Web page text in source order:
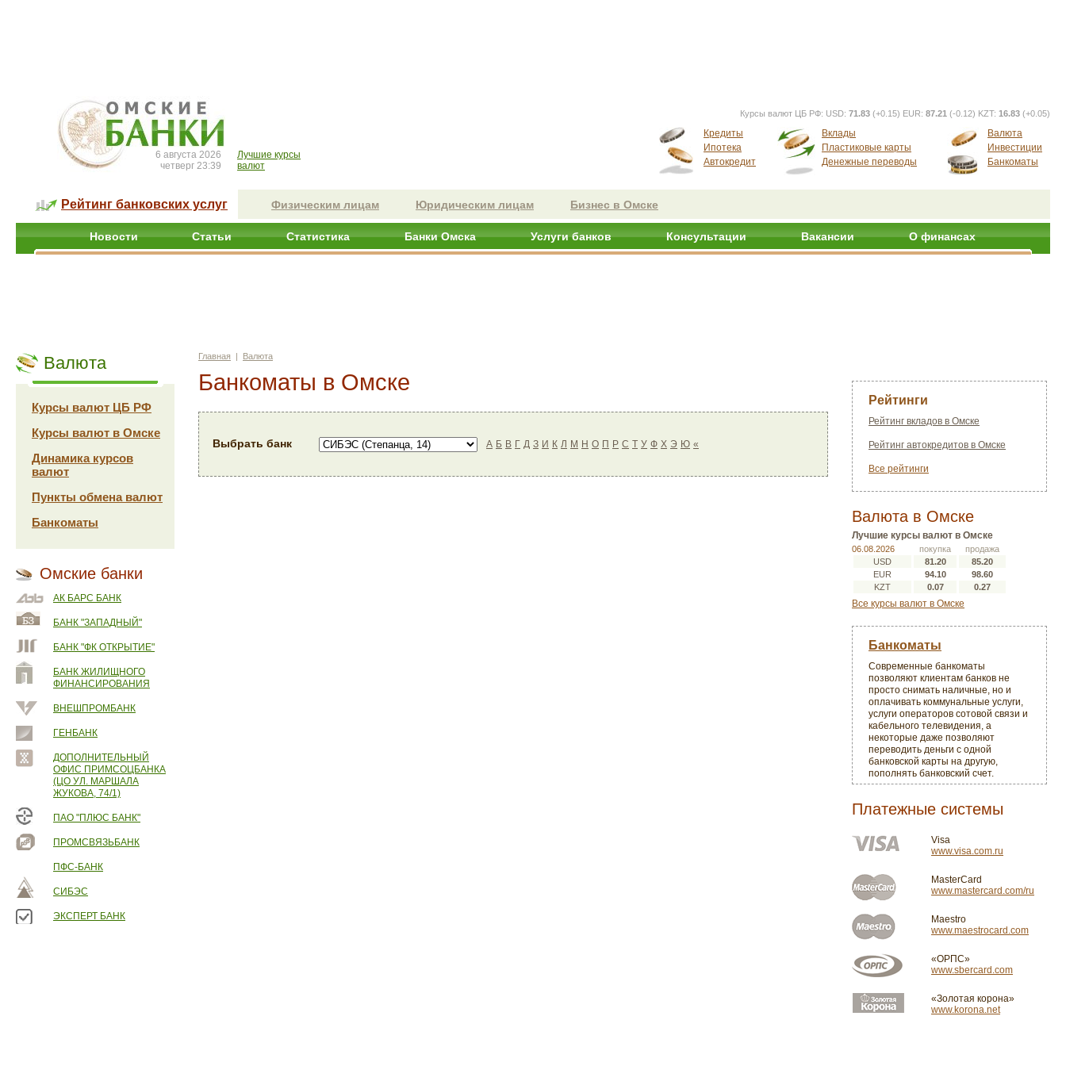
6 августа 2026
четверг 23:39
Лучшие курсы
валют
Курсы валют ЦБ РФ: USD: 71.83 (+0.15) EUR: 87.21 (-0.12) KZT: 16.83 (+0.05)
Кредиты
Ипотека
Автокредит
Вклады
Пластиковые карты
Денежные переводы
Валюта
Инвестиции
Банкоматы
Рейтинг банковских услуг Физическим лицам Юридическим лицам Бизнес в Омске
Новости Статьи Статистика Банки Омска Услуги банков Консультации Вакансии О финансах
Валюта
Курсы валют ЦБ РФ
Курсы валют в Омске
Динамика курсов
валют
Пункты обмена валют
Банкоматы
Омские банки
АК БАРС БАНК
БАНК "ЗАПАДНЫЙ"
БАНК "ФК ОТКРЫТИЕ"
БАНК ЖИЛИЩНОГО
ФИНАНСИРОВАНИЯ
ВНЕШПРОМБАНК
ГЕНБАНК
ДОПОЛНИТЕЛЬНЫЙ
ОФИС ПРИМСОЦБАНКА
(ЦО УЛ. МАРШАЛА
ЖУКОВА, 74/1)
ПАО "ПЛЮС БАНК"
ПРОМСВЯЗЬБАНК
ПФС-БАНК
СИБЭС
ЭКСПЕРТ БАНК
Главная | Валюта
Банкоматы в Омске
Выбрать банк А Б В Г Д З И К Л М Н О П Р С Т У Ф Х Э Ю «
Рейтинги
Рейтинг вкладов в Омске
Рейтинг автокредитов в Омске
Все рейтинги
Валюта в Омске
Лучшие курсы валют в Омске
06.08.2026 покупка
продажа
USD
81.20
85.20
EUR
94.10
98.60
KZT
0.07 0.27
Все курсы валют в Омске
Банкоматы
Современные банкоматы
позволяют клиентам банков не
просто снимать наличные, но и
оплачивать коммунальные услуги,
услуги операторов сотовой связи и
кабельного телевидения, а
некоторые даже позволяют
переводить деньги с одной
банковской карты на другую,
пополнять банковский счет.
Платежные системы
Visa
www.visa.com.ru
MasterCard
www.mastercard.com/ru
Maestro
www.maestrocard.com
«ОРПС»
www.sbercard.com
«Золотая корона»
www.korona.net